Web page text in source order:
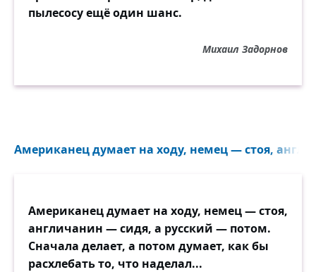
пылесосу ещё один шанс.
Михаил Задорнов
Американец думает на ходу, немец — стоя,
Американец думает на ходу, немец — стоя,
англичанин — сидя, а русский — потом.
Сначала делает, а потом думает, как бы
расхлебать то, что наделал...